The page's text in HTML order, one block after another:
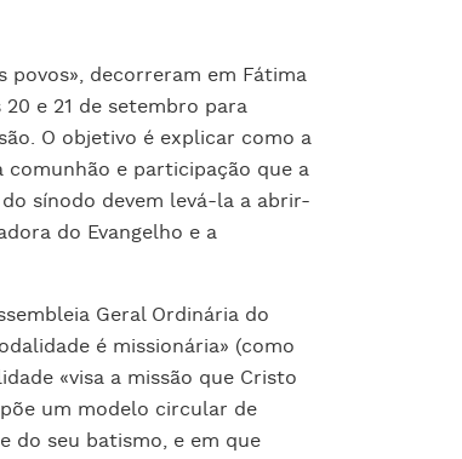
povos», decorreram em Fátima
e 21 de setembro para
O objetivo é explicar como a
comunhão e participação que a
sínodo devem levá-la a abrir-
do Evangelho e a
Geral Ordinária do
é missionária» (como
«visa a missão que Cristo
um modelo circular de
do seu batismo, e em que